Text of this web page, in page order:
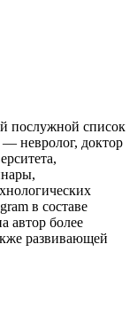
послужной список
— невролог, доктор
в составе
автор более
развивающей